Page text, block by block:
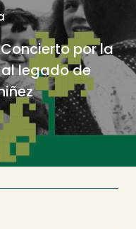
por la
legado de